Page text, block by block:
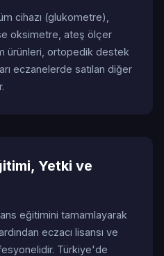
cihazı (glukometre),
oksimetre, ateş ölçer
ürünleri, ortopedik destek
eczanelerde satılan diğer
Yetki ve
eğitimini tamamlayarak
eczacı lisansı ve
Türkiye'de